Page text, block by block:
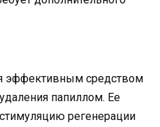
эффективным средством
папиллом. Ее
регенерации